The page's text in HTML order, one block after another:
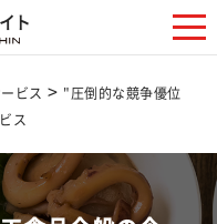
ト
ビス > "圧倒的な競争優位
ス